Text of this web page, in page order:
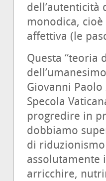
dell’autenticità
monodica,
affettiva (le
Questa “teoria
Giovanni
Specola
progredire in
dobbiamo
di
assolutamente
arricchire,